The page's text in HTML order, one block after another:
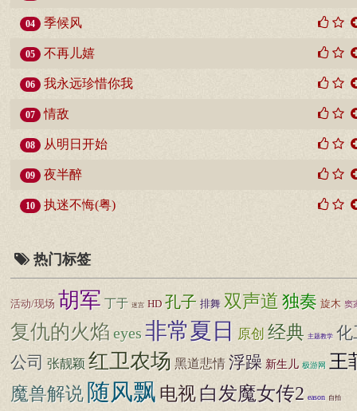
04 季候风
05 不再儿嬉
06 我永远珍惜你我
07 情敌
08 从明日开始
09 夜半醉
10 执迷不悔(粤)
热门标签
活动/现场 胡军 丁于 迷宫 HD 孔子 排舞 双声道 独奏 旋木 窦
复仇的火焰eyes非常夏日 原创 经典 主题教学 化
公司 张靓颖 红卫农场 黑道悲情 浮躁 新生儿 极游网 王
魔兽解说 随风飘 电视 白发魔女传2 eason 自拍